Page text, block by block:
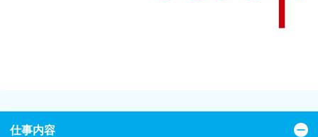
仕事内容